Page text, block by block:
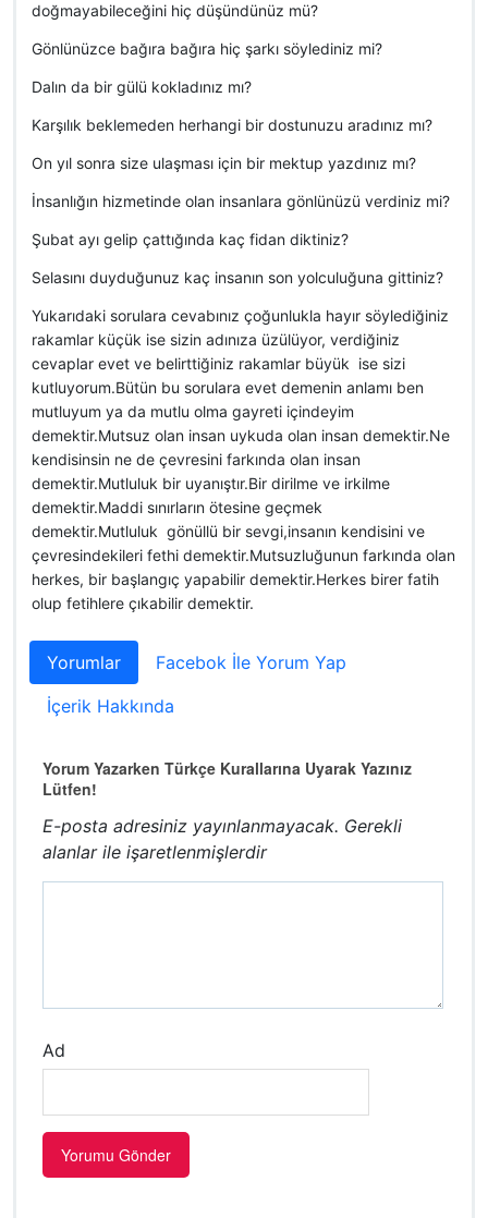
doğmayabileceğini hiç düşündünüz mü?
Gönlünüzce bağıra bağıra hiç şarkı söylediniz mi?
Dalın da bir gülü kokladınız mı?
Karşılık beklemeden herhangi bir dostunuzu aradınız mı?
On yıl sonra size ulaşması için bir mektup yazdınız mı?
İnsanlığın hizmetinde olan insanlara gönlünüzü verdiniz mi?
Şubat ayı gelip çattığında kaç fidan diktiniz?
Selasını duyduğunuz kaç insanın son yolculuğuna gittiniz?
Yukarıdaki sorulara cevabınız çoğunlukla hayır söylediğiniz
rakamlar küçük ise sizin adınıza üzülüyor, verdiğiniz
cevaplar evet ve belirttiğiniz rakamlar büyük ise sizi
kutluyorum.Bütün bu sorulara evet demenin anlamı ben
mutluyum ya da mutlu olma gayreti içindeyim
demektir.Mutsuz olan insan uykuda olan insan demektir.Ne
kendisinsin ne de çevresini farkında olan insan
demektir.Mutluluk bir uyanıştır.Bir dirilme ve irkilme
demektir.Maddi sınırların ötesine geçmek
demektir.Mutluluk gönüllü bir sevgi,insanın kendisini ve
çevresindekileri fethi demektir.Mutsuzluğunun farkında olan
herkes, bir başlangıç yapabilir demektir.Herkes birer fatih
olup fetihlere çıkabilir demektir.
Yorumlar
Facebok İle Yorum Yap
İçerik Hakkında
Yorum Yazarken Türkçe Kurallarına Uyarak Yazınız
Lütfen!
E-posta adresiniz yayınlanmayacak. Gerekli
alanlar ile işaretlenmişlerdir
Ad